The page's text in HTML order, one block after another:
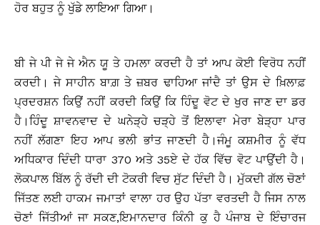
ਹੋਰ ਬਹੁਤ ਨੂੰ ਖੁੱਡੇ ਲਾਇਆ ਗਿਆ।
ਬੀ ਜੇ ਪੀ ਜੇ ਜੇ ਐਨ ਯੂ ਤੇ ਹਮਲਾ ਕਰਦੀ ਹੈ ਤਾਂ ਆਪ ਕੋਈ ਵਿਰੋਧ ਨਹੀਂ
ਕਰਦੀ। ਜੇ ਸਾਹੀਨ ਬਾਗ਼ ਤੇ ਜ਼ਬਰ ਢਾਹਿਆ ਜਾਂਦੈ ਤਾਂ ਉਸ ਦੇ ਖ਼ਿਲਾਫ਼
ਪ੍ਰਦਰਸ਼ਨ ਕਿਉਂ ਨਹੀਂ ਕਰਦੀ ਕਿਉਂ ਕਿ ਹਿੰਦੂ ਵੋਟ ਦੇ ਖੁਰ ਜਾਣ ਦਾ ਡਰ
ਹੈ।ਹਿੰਦੂ ਸ਼ਾਵਨਵਾਦ ਦੇ ਘਨੇੜ੍ਹੇ ਚੜ੍ਹੇ ਤੋਂ ਇਲਾਵਾ ਮੇਰਾ ਬੇੜ੍ਹਾ ਪਾਰ
ਨਹੀਂ ਲੱਗਣਾ ਇਹ ਆਪ ਭਲੀ ਭਾਂਤ ਜਾਣਦੀ ਹੈ।ਜੰਮੂ ਕਸ਼ਮੀਰ ਨੂੰ ਵੱਧ
ਅਧਿਕਾਰ ਦਿੰਦੀ ਧਾਰਾ 370 ਅਤੇ 35ਏ ਦੇ ਹੱਕ ਵਿੱਚ ਵੋਟ ਪਾਉਂਦੀ ਹੈ।
ਲੋਕਪਾਲ ਬਿੱਲ ਨੂੰ ਰੱਦੀ ਦੀ ਟੋਕਰੀ ਵਿਚ ਸੁੱਟ ਦਿੰਦੀ ਹੈ। ਮੁੱਕਦੀ ਗੱਲ ਚੋਣਾਂ
ਜਿੱਤਣ ਲਈ ਹਾਕਮ ਜਮਾਤਾਂ ਵਾਲਾ ਹਰ ਉਹ ਪੱਤਾ ਵਰਤਦੀ ਹੈ ਜਿਸ ਨਾਲ
ਚੋਣਾਂ ਜਿੱਤੀਆਂ ਜਾ ਸਕਣ,ਇਮਾਨਦਾਰ ਕਿੰਨੀ ਕੁ ਹੈ ਪੰਜਾਬ ਦੇ ਇੰਚਾਰਜ